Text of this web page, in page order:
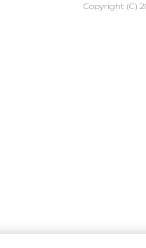
Copyright (C)